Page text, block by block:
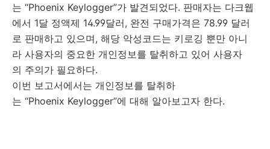
는 “Phoenix Keylogger”가 발견되었다. 판매자는 다크웹
에서 1달 정액제 14.99달러, 완전 구매가격은 78.99 달러
로 판매하고 있으며, 해당 악성코드는 키로깅 뿐만 아니
라 사용자의 중요한 개인정보를 탈취하고 있어 사용자
의 주의가 필요하다.
이번 보고서에서는 개인정보를 탈취하
는 “Phoenix Keylogger”에 대해 알아보고자 한다.